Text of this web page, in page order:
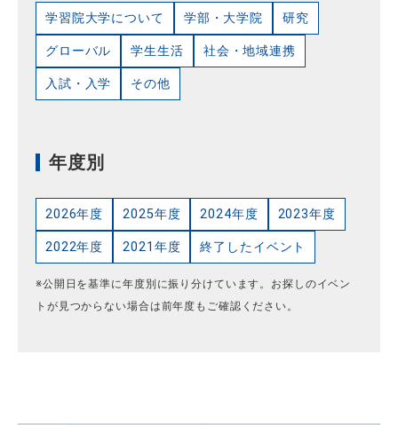
学習院大学について 学部・大学院 研究
グローバル 学生生活 社会・地域連携
入試・入学 その他
年度別
2026年度 2025年度 2024年度 2023年度
2022年度 2021年度 終了したイベント
※公開日を基準に年度別に振り分けています。お探しのイベン
トが見つからない場合は前年度もご確認ください。